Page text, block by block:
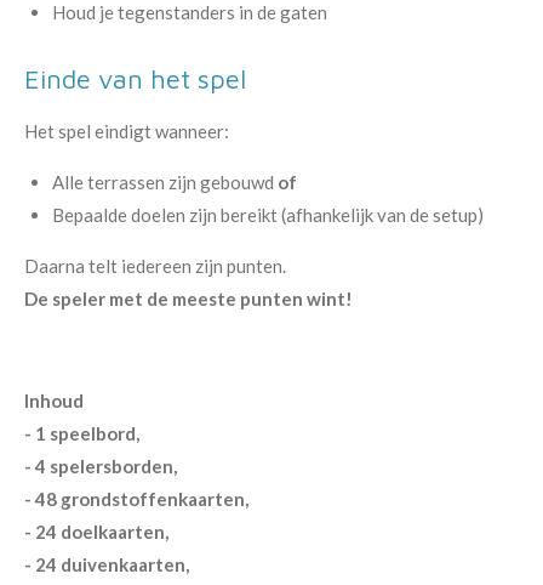
Houd je tegenstanders in de gaten
Einde van het spel
Het spel eindigt wanneer:
Alle terrassen zijn gebouwd of
Bepaalde doelen zijn bereikt (afhankelijk van de setup)
Daarna telt iedereen zijn punten.
De speler met de meeste punten wint!
Inhoud
- 1 speelbord,
- 4 spelersborden,
- 48 grondstoffenkaarten,
- 24 doelkaarten,
- 24 duivenkaarten,